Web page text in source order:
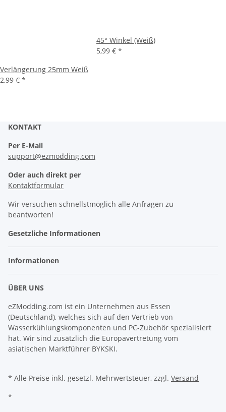
Verlängerung 25mm Weiß
2,99 € *
45° Winkel (Weiß)
5,99 € *
KONTAKT
Per E-Mail
support@ezmodding.com
Oder auch direkt per
Kontaktformular
Wir versuchen schnellstmöglich alle Anfragen zu
beantworten!
Gesetzliche Informationen
Informationen
ÜBER UNS
eZModding.com ist ein Unternehmen aus Essen
(Deutschland), welches sich auf den Vertrieb von
Wasserkühlungskomponenten und PC-Zubehör spezialisiert
hat. Wir sind zusätzlich die Europavertretung vom
asiatischen Marktführer BYKSKI.
* Alle Preise inkl. gesetzl. Mehrwertsteuer, zzgl. Versand
*